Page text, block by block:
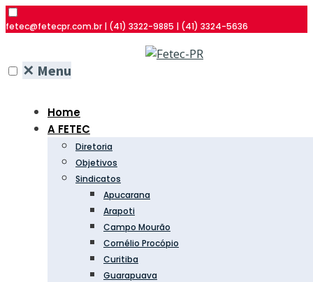
fetec@fetecpr.com.br | (41) 3322-9885 | (41) 3324-5636
✕ Menu
Home
A FETEC
Diretoria
Objetivos
Sindicatos
Apucarana
Arapoti
Campo Mourão
Cornélio Procópio
Curitiba
Guarapuava